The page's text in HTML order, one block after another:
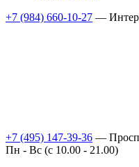
+7 (984) 660-10-27 —
+7 (495) 147-39-36 —
Пн - Вс (c 10.00 - 21.00)